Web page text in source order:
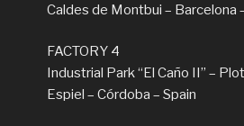
Caldes de Montbui – Barcelona
FACTORY 4
Industrial Park “El Caño II” –
Espiel – Córdoba – Spain